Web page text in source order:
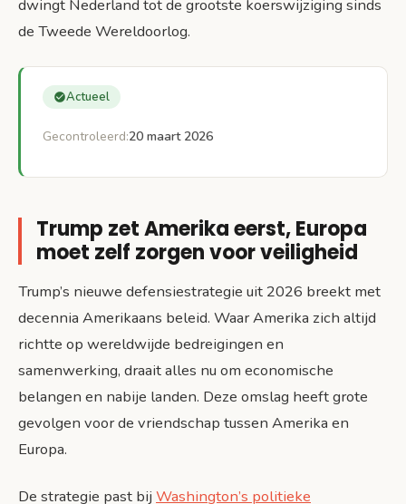
dwingt Nederland tot de grootste koerswijziging sinds
de Tweede Wereldoorlog.
Actueel
Gecontroleerd:20 maart 2026
Trump zet Amerika eerst, Europa
moet zelf zorgen voor veiligheid
Trump’s nieuwe defensiestrategie uit 2026 breekt met
decennia Amerikaans beleid. Waar Amerika zich altijd
richtte op wereldwijde bedreigingen en
samenwerking, draait alles nu om economische
belangen en nabije landen. Deze omslag heeft grote
gevolgen voor de vriendschap tussen Amerika en
Europa.
De strategie past bij Washington’s politieke